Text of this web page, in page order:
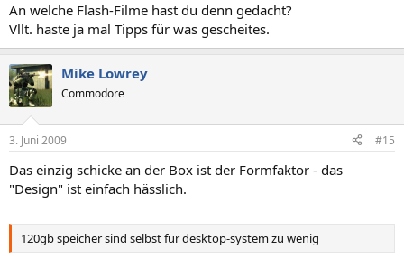
An welche Flash-Filme hast du denn gedacht?
Vllt. haste ja mal Tipps für was gescheites.
Mike Lowrey
Commodore
3. Juni 2009 #15
Das einzig schicke an der Box ist der Formfaktor - das
"Design" ist einfach hässlich.
120gb speicher sind selbst für desktop-system zu wenig